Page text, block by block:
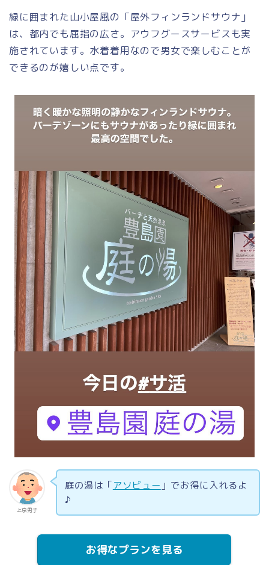
緑に囲まれた山小屋風の「屋外フィンランドサウナ」
は、都内でも屈指の広さ。アウフグースサービスも実
施されています。水着着用なので男女で楽しむことが
できるのが嬉しい点です。
上京男子
庭の湯は「アソビュー 」でお得に入れるよ
♪
お得なプランを見る